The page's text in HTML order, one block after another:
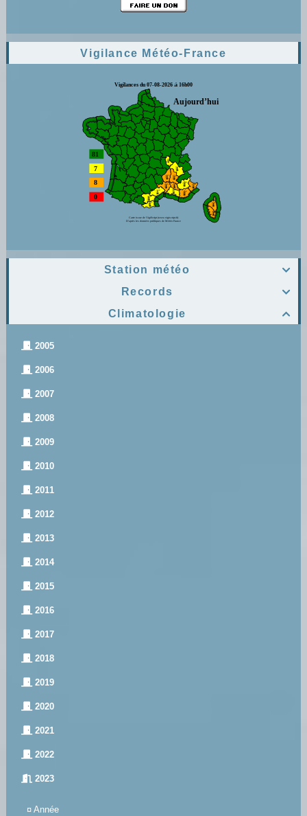
Vigilance Météo-France

Station météo

Records

Climatologie
2005
2006
2007
2008
2009
2010
2011
2012
2013
2014
2015
2016
2017
2018
2019
2020
2021
2022
2023
¤ Année